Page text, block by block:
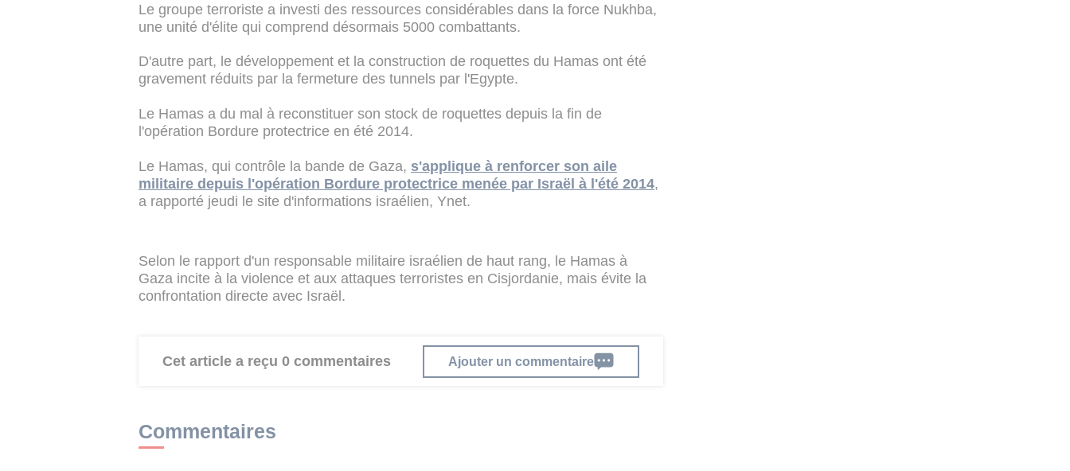
Le groupe terroriste a investi des ressources considérables dans la force Nukhba,
une unité d'élite qui comprend désormais 5000 combattants.
D'autre part, le développement et la construction de roquettes du Hamas ont été
gravement réduits par la fermeture des tunnels par l'Egypte.
Le Hamas a du mal à reconstituer son stock de roquettes depuis la fin de
l'opération Bordure protectrice en été 2014.
Le Hamas, qui contrôle la bande de Gaza, s'applique à renforcer son aile
militaire depuis l'opération Bordure protectrice menée par Israël à l'été 2014,
a rapporté jeudi le site d'informations israélien, Ynet.
Selon le rapport d'un responsable militaire israélien de haut rang, le Hamas à
Gaza incite à la violence et aux attaques terroristes en Cisjordanie, mais évite la
confrontation directe avec Israël.
Cet article a reçu 0 commentaires Ajouter un commentaire
Commentaires